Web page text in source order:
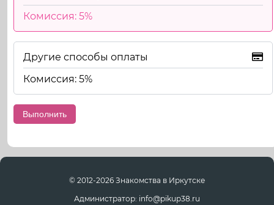
Комиссия: 5%
Другие способы оплаты
Комиссия: 5%
© 2012-2026 Знакомства в Иркутске
Администратор: info@pikup38.ru